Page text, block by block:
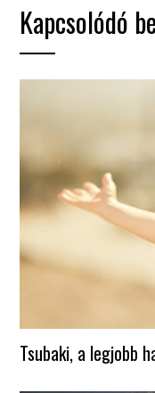
Kapcsolódó
Tsubaki, a legjobb